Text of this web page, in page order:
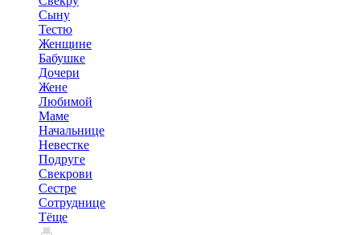
Сыну
Тестю
Женщине
Бабушке
Дочери
Жене
Любимой
Маме
Начальнице
Невестке
Подруге
Свекрови
Сестре
Сотруднице
Тёще